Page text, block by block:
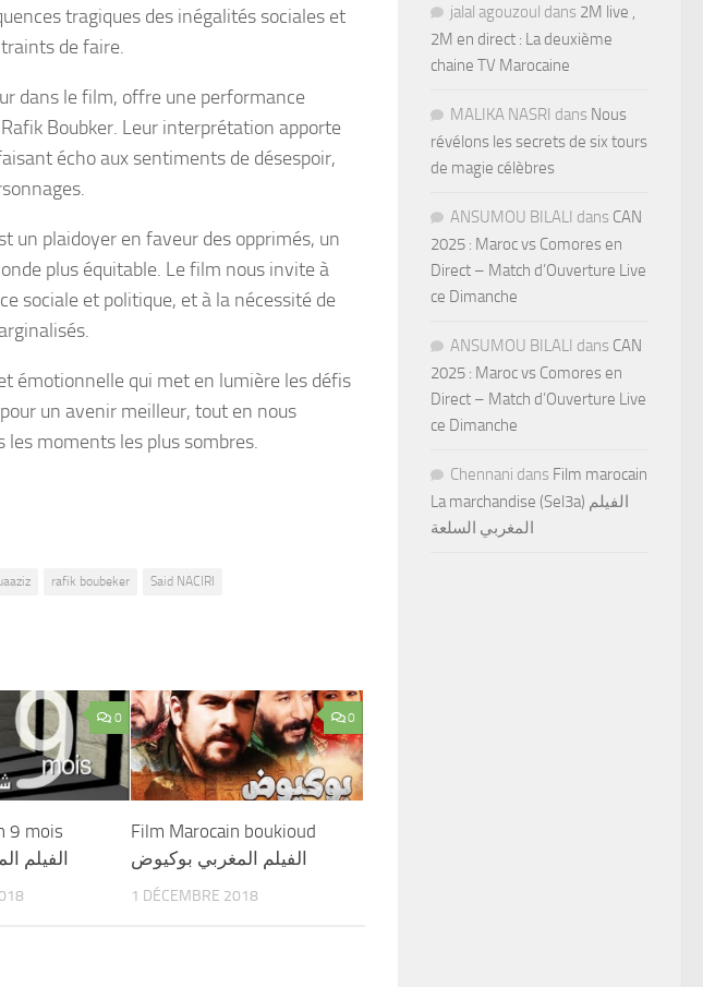
tragiques des inégalités sociales et
de faire.
dans le film, offre une performance
Boubker. Leur interprétation apporte
écho aux sentiments de désespoir,
un plaidoyer en faveur des opprimés, un
plus équitable. Le film nous invite à
sociale et politique, et à la nécessité de
émotionnelle qui met en lumière les défis
un avenir meilleur, tout en nous
les moments les plus sombres.
rafik boubeker Said NACIRI
0
9 mois
الفيلم
0
Film Marocain boukioud
الفيلم المغربي بوكيوض
1 DÉCEMBRE 2018
jalal agouzoul dans 2M live ,
2M en direct : La deuxième
chaine TV Marocaine
MALIKA NASRI dans Nous
révélons les secrets de six tours
de magie célèbres
ANSUMOU BILALI dans CAN
2025 : Maroc vs Comores en
Direct – Match d’Ouverture Live
ce Dimanche
ANSUMOU BILALI dans CAN
2025 : Maroc vs Comores en
Direct – Match d’Ouverture Live
ce Dimanche
Chennani dans Film marocain
La marchandise (Sel3a) الفيلم
المغربي السلعة